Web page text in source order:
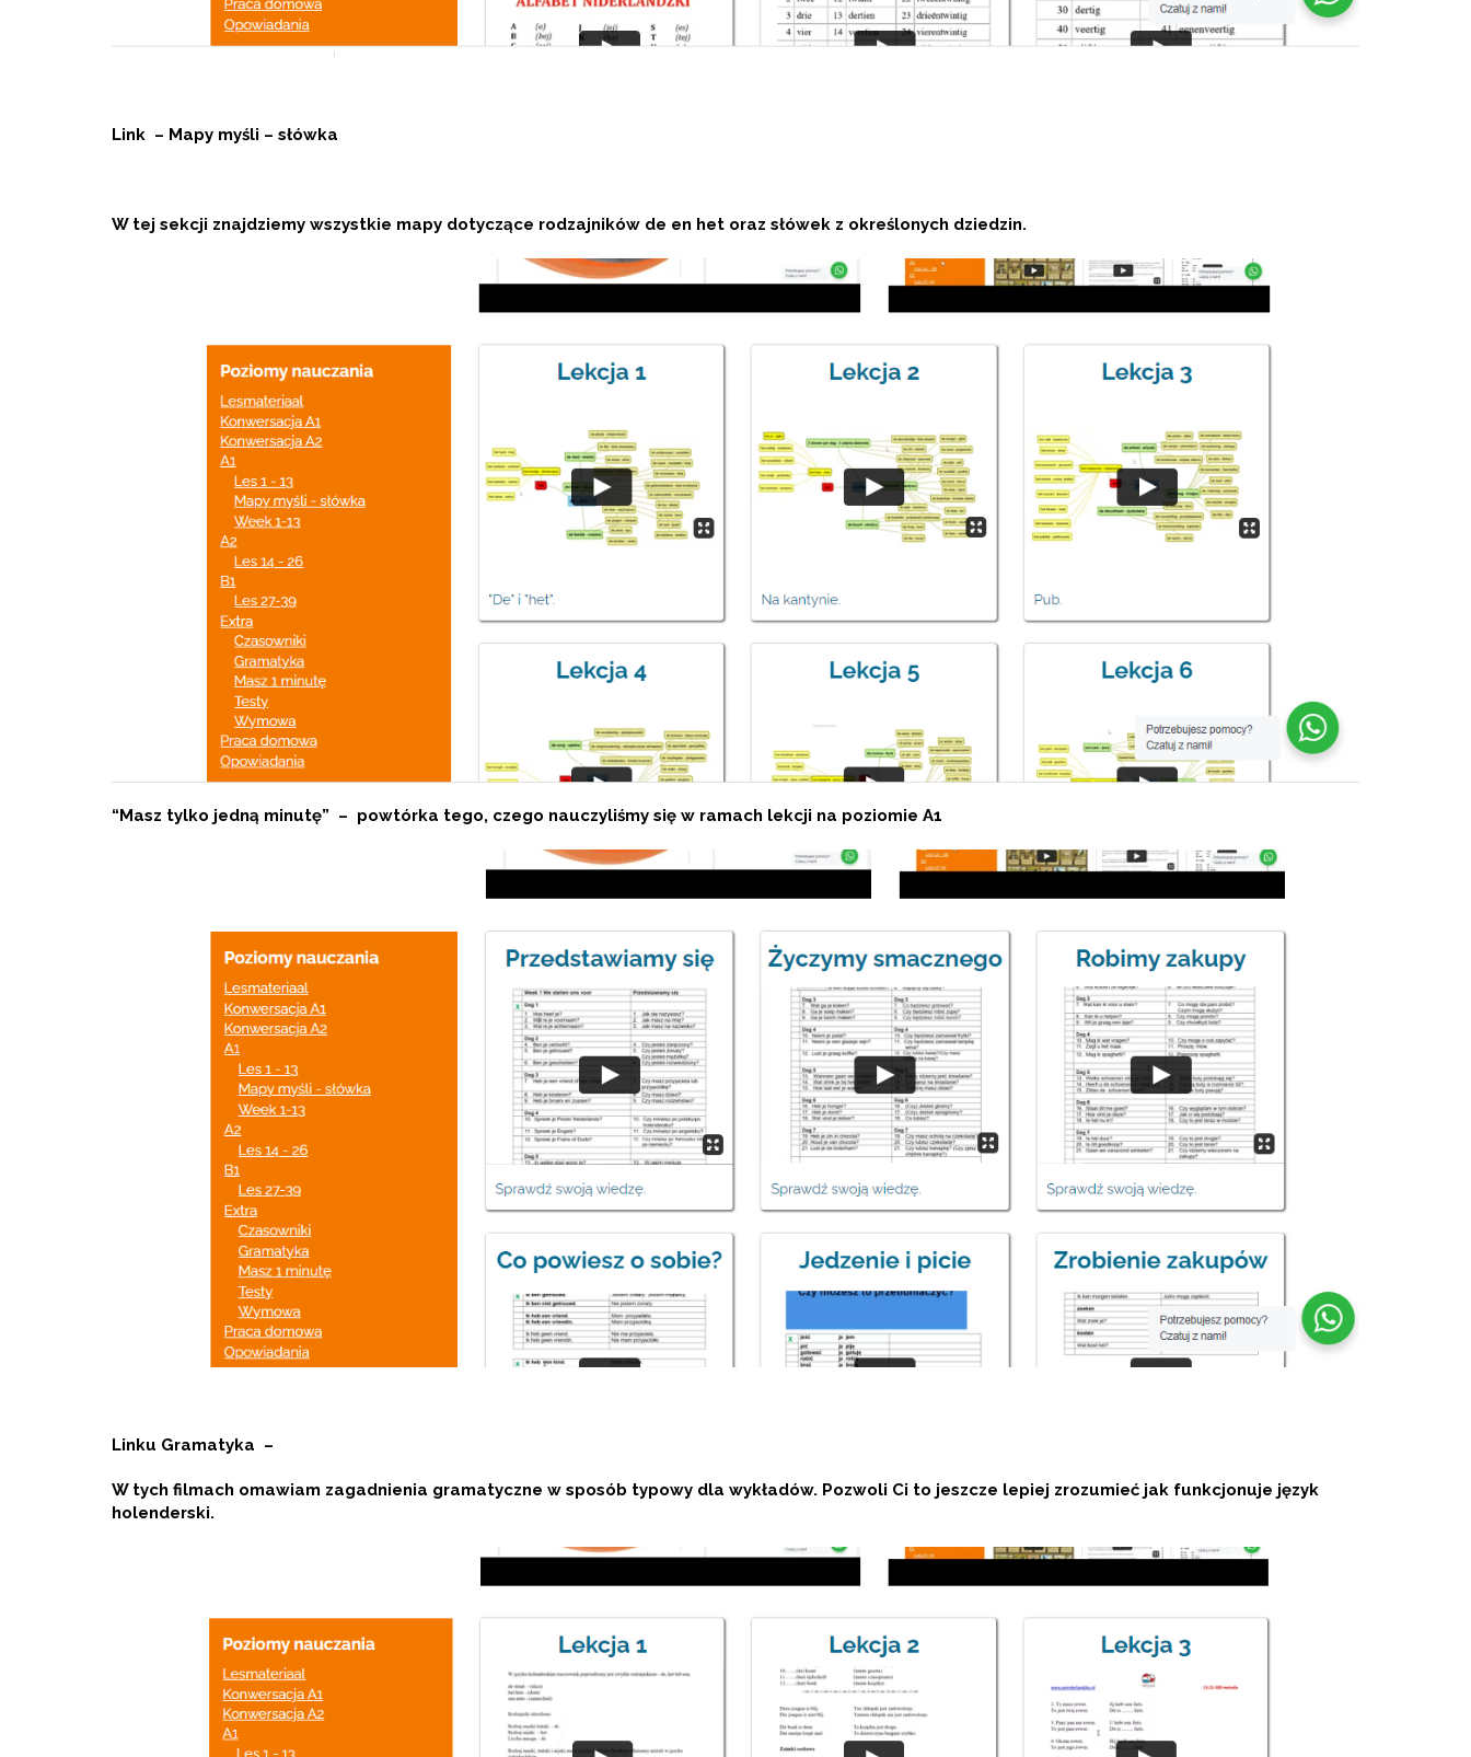
Link – Mapy myśli – słówka
W tej sekcji znajdziemy wszystkie mapy dotyczące rodzajników de en het oraz słówek z określonych dziedzin.
“Masz tylko jedną minutę” – powtórka tego, czego nauczyliśmy się w ramach lekcji na poziomie A1
Linku Gramatyka –
W tych filmach omawiam zagadnienia gramatyczne w sposób typowy dla wykładów. Pozwoli Ci to jeszcze lepiej zrozumieć jak funkcjonuje język
holenderski.